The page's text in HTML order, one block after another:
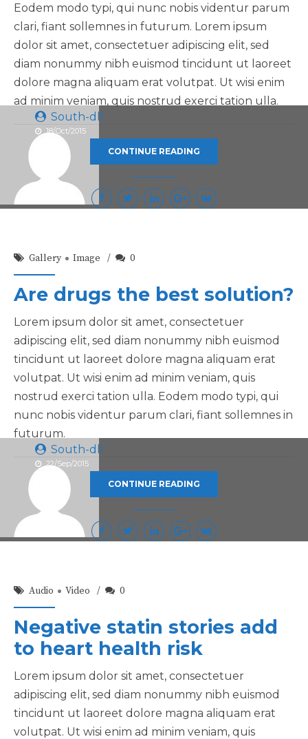
South-dll
18/Oct/2015
Eodem modo typi, qui nunc nobis videntur parum
clari, fiant sollemnes in futurum. Lorem ipsum
dolor sit amet, consectetuer adipiscing elit, sed
diam nonummy nibh euismod tincidunt ut laoreet
dolore magna aliquam erat volutpat. Ut wisi enim
ad minim veniam, quis nostrud exerci tation ulla.
CONTINUE READING
South-dll
22/Sep/2015
Gallery Image 0
Are drugs the best solution?
Lorem ipsum dolor sit amet, consectetuer
adipiscing elit, sed diam nonummy nibh euismod
tincidunt ut laoreet dolore magna aliquam erat
volutpat. Ut wisi enim ad minim veniam, quis
nostrud exerci tation ulla. Eodem modo typi, qui
nunc nobis videntur parum clari, fiant sollemnes in
futurum.
CONTINUE READING
Audio Video 0
Negative statin stories add
to heart health risk
Lorem ipsum dolor sit amet, consectetuer
adipiscing elit, sed diam nonummy nibh euismod
tincidunt ut laoreet dolore magna aliquam erat
volutpat. Ut wisi enim ad minim veniam, quis